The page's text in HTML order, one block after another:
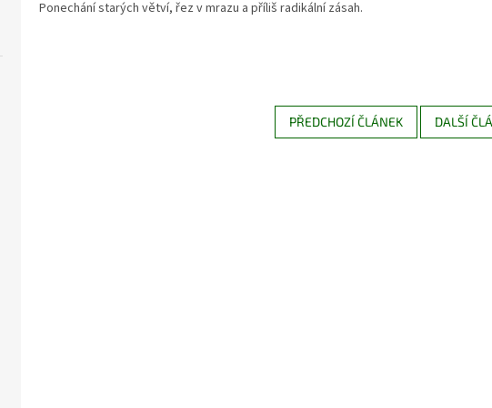
Ponechání starých větví, řez v mrazu a příliš radikální zásah.
PŘEDCHOZÍ ČLÁNEK DALŠÍ